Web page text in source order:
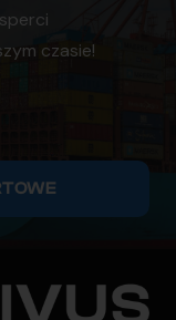
czasie!